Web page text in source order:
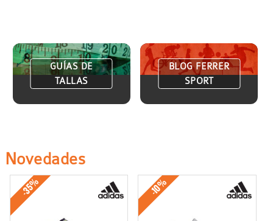
GUÍAS DE
TALLAS
BLOG FERRER
SPORT
Novedades
-35% -10%